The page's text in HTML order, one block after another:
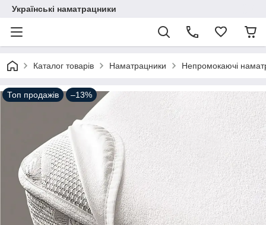
Українські наматрацники
Каталог товарів Наматрацники Непромокаючі
Топ продажів –13%